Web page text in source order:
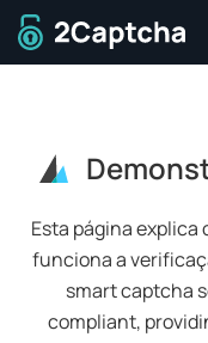
Para a página inicial
Esta página explica
funciona a
smart captcha
compliant,